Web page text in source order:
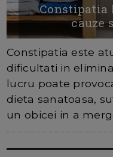
Constipatia
cauze
Constipatia este
dificultati in
lucru poate
dieta sanatoasa,
un obicei in a